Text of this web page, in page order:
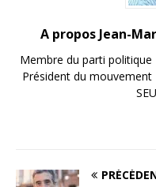
A propos Jean-
Membre du parti politique
Président du mouvement